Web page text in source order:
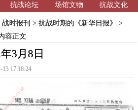
抗战论坛 场馆文物 抗战文化
战时报刊 > 抗战时期的《新华日报》
>
容正文
3月8日
17:18:24